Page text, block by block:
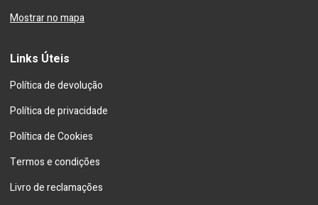
Mostrar no mapa
Links Úteis
Política de devolução
Política de privacidade
Política de Cookies
Termos e condições
Livro de reclamações